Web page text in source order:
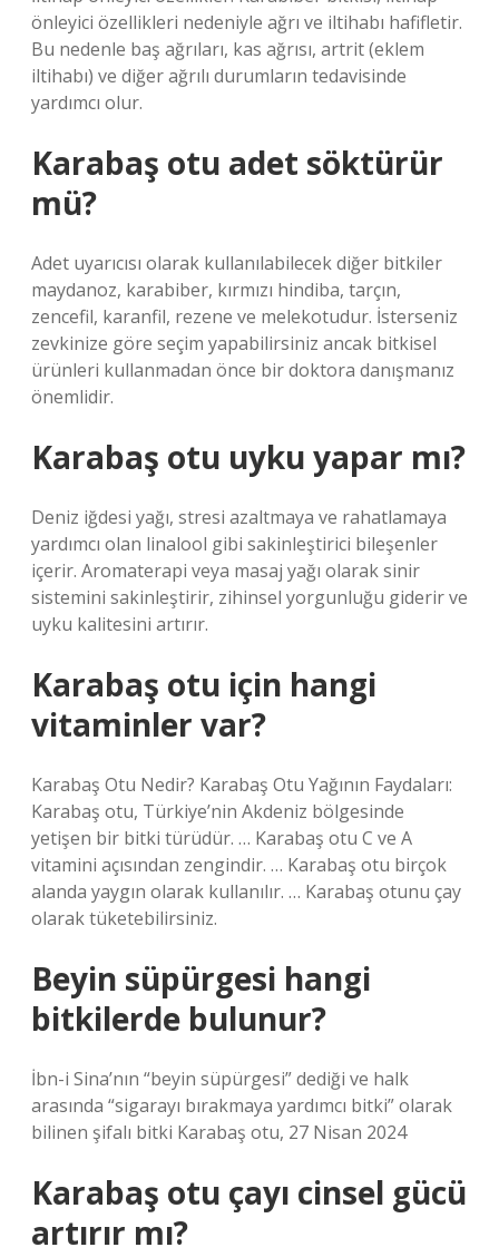
önleyici özellikleri nedeniyle ağrı ve iltihabı hafifletir.
Bu nedenle baş ağrıları, kas ağrısı, artrit (eklem
iltihabı) ve diğer ağrılı durumların tedavisinde
yardımcı olur.
Karabaş otu adet söktürür
mü?
Adet uyarıcısı olarak kullanılabilecek diğer bitkiler
maydanoz, karabiber, kırmızı hindiba, tarçın,
zencefil, karanfil, rezene ve melekotudur. İsterseniz
zevkinize göre seçim yapabilirsiniz ancak bitkisel
ürünleri kullanmadan önce bir doktora danışmanız
önemlidir.
Karabaş otu uyku yapar mı?
Deniz iğdesi yağı, stresi azaltmaya ve rahatlamaya
yardımcı olan linalool gibi sakinleştirici bileşenler
içerir. Aromaterapi veya masaj yağı olarak sinir
sistemini sakinleştirir, zihinsel yorgunluğu giderir ve
uyku kalitesini artırır.
Karabaş otu için hangi
vitaminler var?
Karabaş Otu Nedir? Karabaş Otu Yağının Faydaları:
Karabaş otu, Türkiye’nin Akdeniz bölgesinde
yetişen bir bitki türüdür. … Karabaş otu C ve A
vitamini açısından zengindir. … Karabaş otu birçok
alanda yaygın olarak kullanılır. … Karabaş otunu çay
olarak tüketebilirsiniz.
Beyin süpürgesi hangi
bitkilerde bulunur?
İbn-i Sina’nın “beyin süpürgesi” dediği ve halk
arasında “sigarayı bırakmaya yardımcı bitki” olarak
bilinen şifalı bitki Karabaş otu, 27 Nisan 2024
Karabaş otu çayı cinsel gücü
artırır mı?